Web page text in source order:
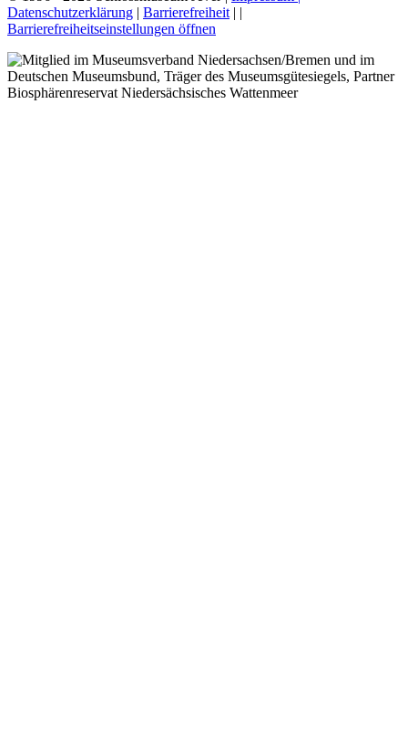
Datenschutzerklärung | Barrierefreiheit | |
Barrierefreiheitseinstellungen öffnen